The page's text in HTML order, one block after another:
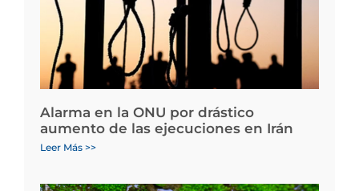
Alarma en la ONU por drástico
aumento de las ejecuciones en Irán
Leer Más >>